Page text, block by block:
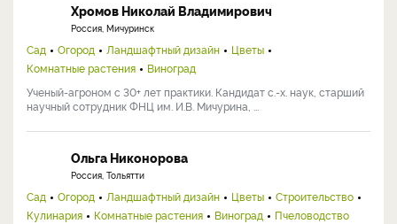
Хромов Николай Владимирович
Россия, Мичуринск
Сад Огород Ландшафтный дизайн
Цветы
Комнатные растения
Виноград
Ученый-агроном с 30+ лет практики. Кандидат с.-х. наук, старший
научный сотрудник ФНЦ им. И.В. Мичурина, ...
Ольга Никонорова
Россия, Тольятти
Сад Огород Ландшафтный дизайн Цветы
Строительство
Кулинария
Комнатные растения Виноград
Пчеловодство